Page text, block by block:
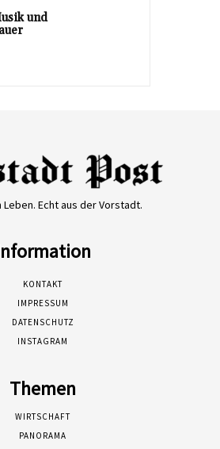
und
Leben. Echt aus der Vorstadt.
KONTAKT
IMPRESSUM
DATENSCHUTZ
INSTAGRAM
Themen
WIRTSCHAFT
PANORAMA